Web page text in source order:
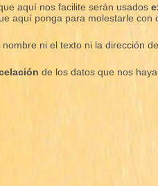
aquí nos facilite serán usados
aquí ponga para molestarle
nombre ni el texto ni la dirección
de los datos que nos